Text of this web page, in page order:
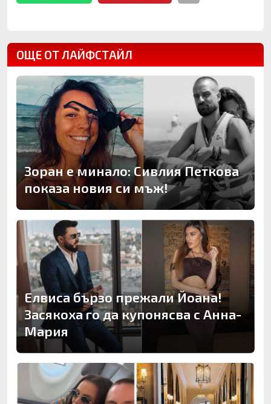
ОЩЕ ОТ ЛАЙФСТАЙЛ
Зоран е минало: Сивлия Петкова
показа новия си мъж!
Елвиса бързо прежали Йоана!
Засякоха го да купонясва с Анна-
Мария